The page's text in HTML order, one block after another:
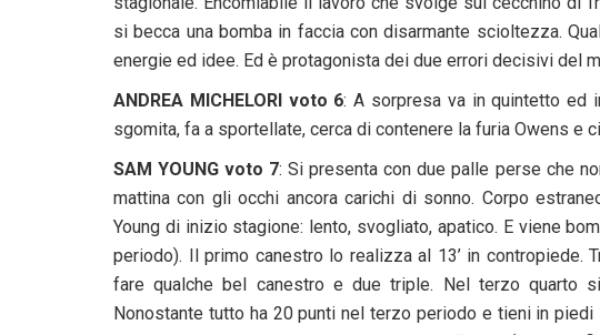
si becca una bomba in faccia con disarmante scioltezza.
energie ed idee. Ed è protagonista dei due errori decisivi del
ANDREA MICHELORI voto 6: A sorpresa va in quintetto ed
sgomita, fa a sportellate, cerca di contenere la furia Owens e
SAM YOUNG voto 7: Si presenta con due palle perse che
mattina con gli occhi ancora carichi di sonno. Corpo
Young di inizio stagione: lento, svogliato, apatico. E viene
periodo). Il primo canestro lo realizza al 13’ in contropiede.
fare qualche bel canestro e due triple. Nel terzo quarto
Nonostante tutto ha 20 punti nel terzo periodo e tieni in